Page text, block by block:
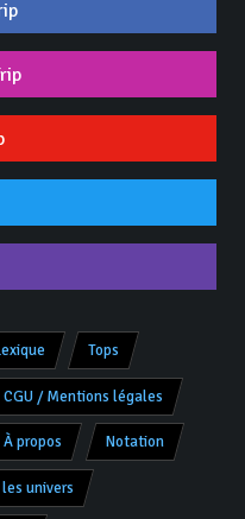
Tops
CGU / Mentions légales
À propos Notation
les univers